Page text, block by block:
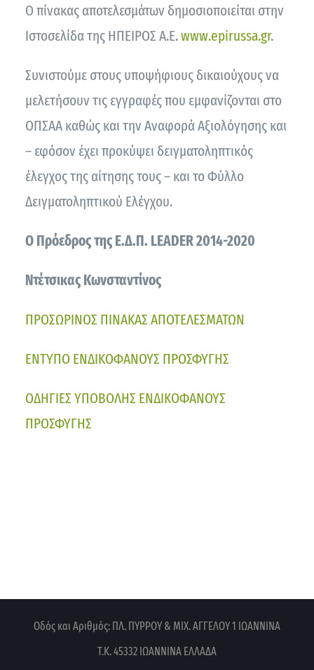
Ο πίνακας αποτελεσμάτων δημοσιοποιείται στην
Ιστοσελίδα της ΗΠΕΙΡΟΣ Α.Ε.www.epirussa.gr.
Συνιστούμε στους υποψήφιους δικαιούχους να
μελετήσουν τις εγγραφές που εμφανίζονται στο
ΟΠΣΑΑ καθώς και την Αναφορά Αξιολόγησης και
– εφόσον έχει προκύψει δειγματοληπτικός
έλεγχος της αίτησης τους – και το Φύλλο
Δειγματοληπτικού Ελέγχου.
Ο Πρόεδρος της Ε.Δ.Π. LEADER2014-2020
Ντέτσικας Κωνσταντίνος
ΠΡΟΣΩΡΙΝΟΣ ΠΙΝΑΚΑΣ ΑΠΟΤΕΛΕΣΜΑΤΩΝ
ΕΝΤΥΠΟ ΕΝΔΙΚΟΦΑΝΟΥΣ ΠΡΟΣΦΥΓΗΣ
ΟΔΗΓΙΕΣ ΥΠΟΒΟΛΗΣ ΕΝΔΙΚΟΦΑΝΟΥΣ
ΠΡΟΣΦΥΓΗΣ
Οδός και Αριθμός: ΠΛ. ΠΥΡΡΟΥ & ΜΙΧ. ΑΓΓΕΛΟΥ 1 ΙΩΑΝΝΙΝΑ
Τ.Κ. 45332 ΙΩΑΝΝΙΝΑ ΕΛΛΑΔΑ